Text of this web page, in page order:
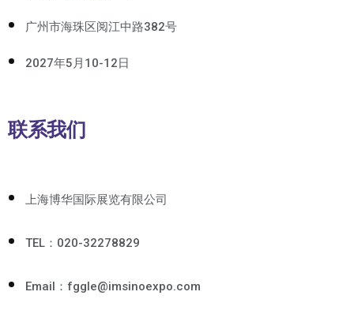
广州市海珠区阅江中路382号
2027年5月10-12日
联系我们
上海博华国际展览有限公司
TEL：020-32278829
Email：fggle@imsinoexpo.com